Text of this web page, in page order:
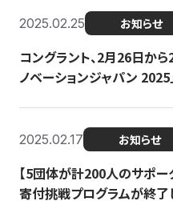
2025.02.25 お知らせ
コングラント、2月26日か
ノベーションジャパン 2025
2025.02.17 お知らせ
【5団体が計200人のサポー
寄付挑戦プログラムが終了